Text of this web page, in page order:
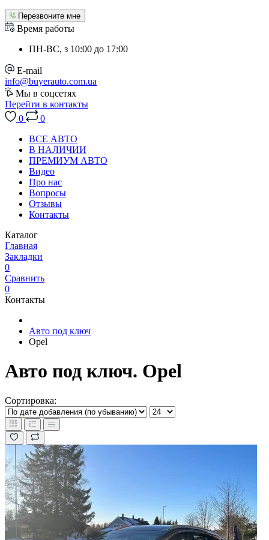
Перезвоните мне
Время работы
ПН-ВС, з 10:00 до 17:00
E-mail
info@buyerauto.com.ua
Мы в соцсетях
Перейти в контакты
0
0
ВСЕ АВТО
В НАЛИЧИИ
ПРЕМИУМ АВТО
Видео
Про нас
Вопросы
Отзывы
Контакты
Каталог
Главная
Закладки
0
Сравнить
0
Контакты
Авто под ключ
Opel
Авто под ключ. Opel
Сортировка: